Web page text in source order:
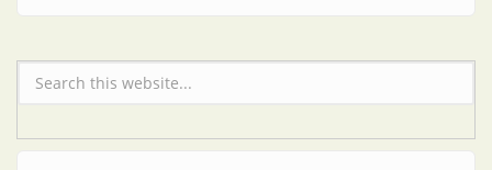
Formulario de búsqueda